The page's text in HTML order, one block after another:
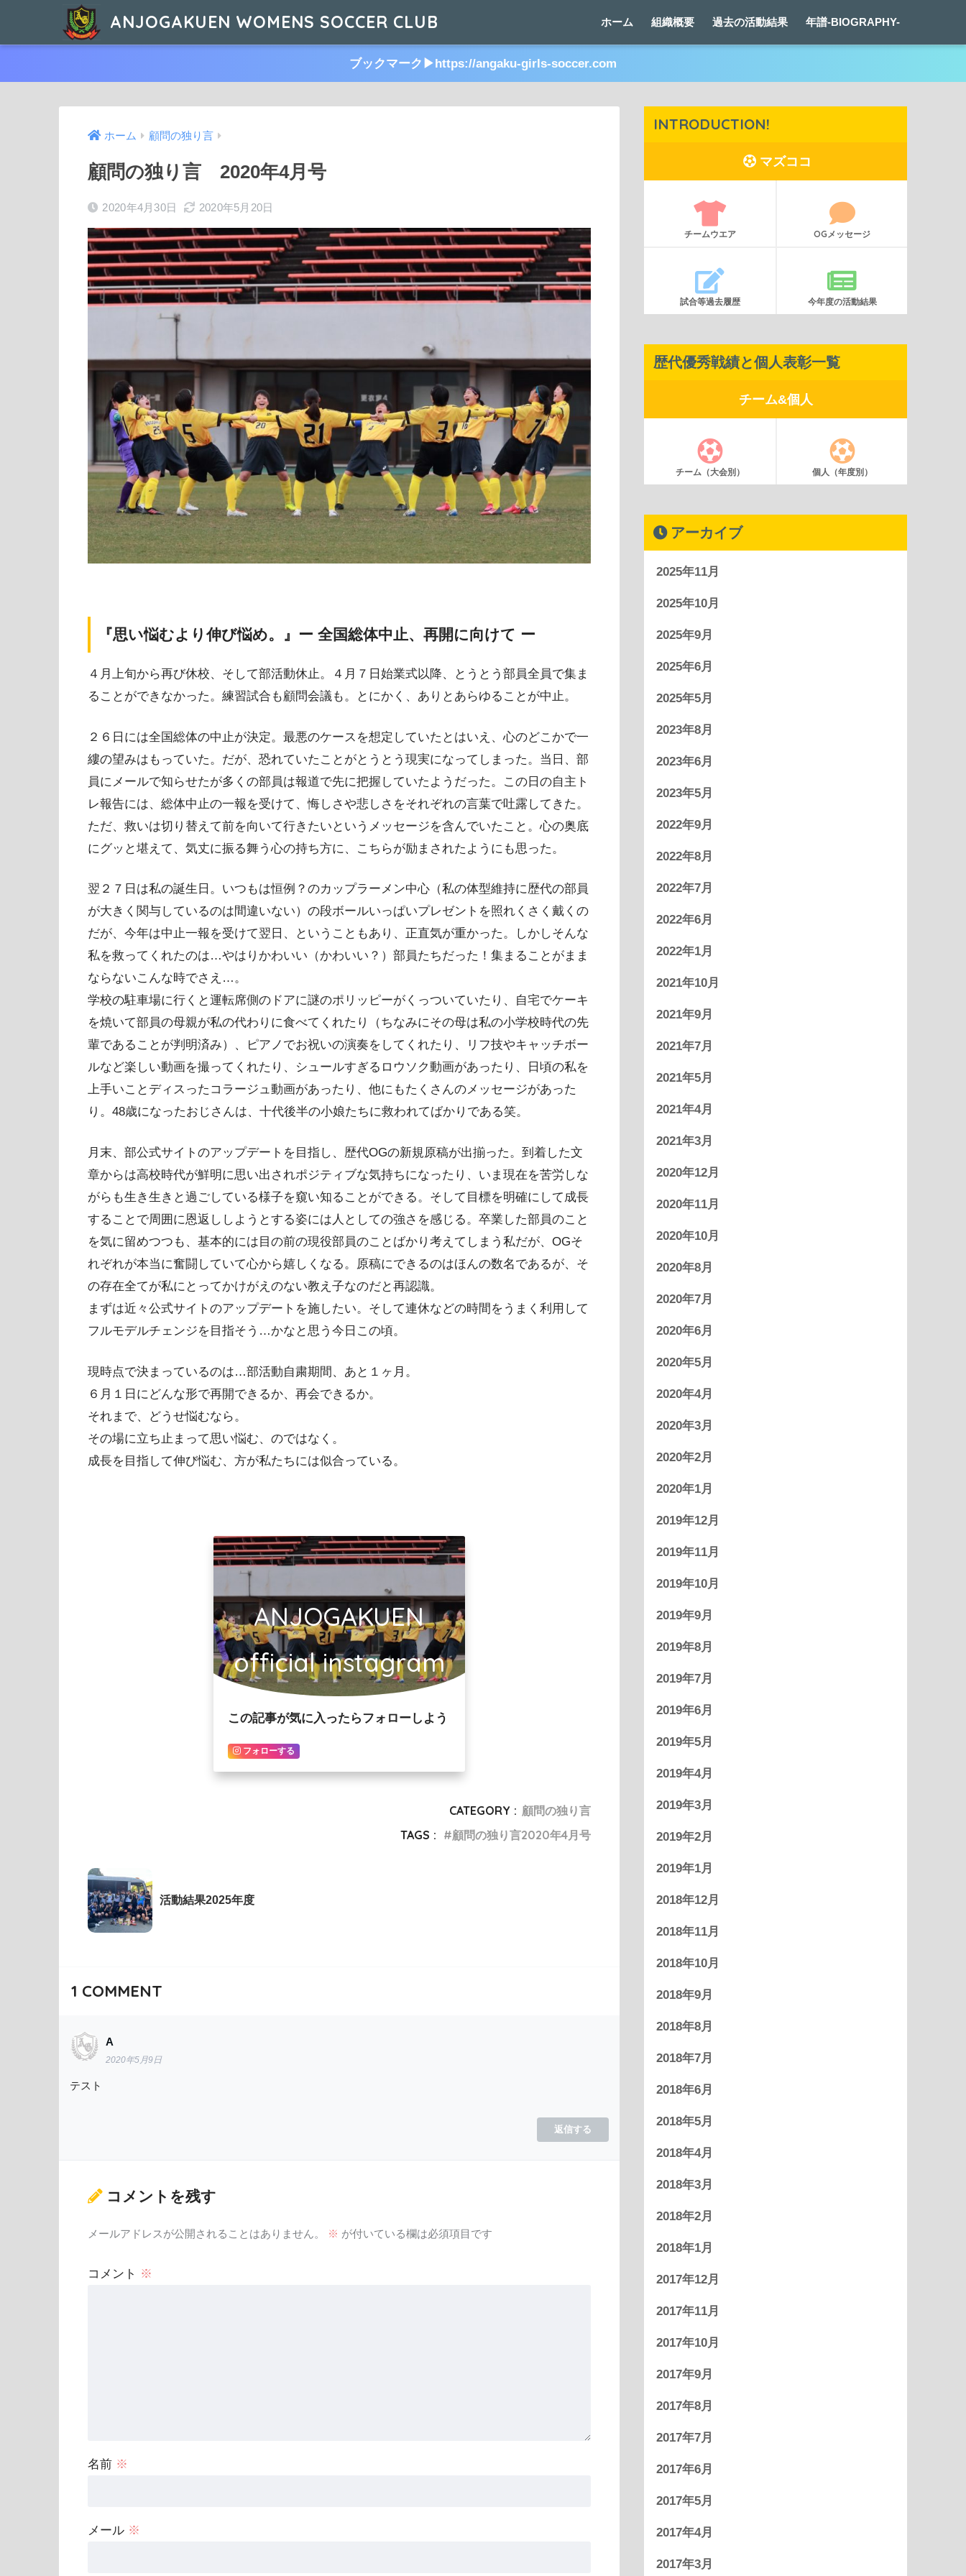
ANJOGAKUEN WOMENS SOCCER CLUB ホーム 組織概要 過去の活動結果 年譜-BIOGRAPHY-
ブックマーク▶︎https://angaku-girls-soccer.com
ホーム 顧問の独り言
顧問の独り言 2020年4月号
2020年4月30日 2020年5月20日
『思い悩むより伸び悩め。』 ー 全国総体中止、再開に向けて ー
４月上旬から再び休校、そして部活動休止。４月７日始業式以降、とうとう部員全員で集ま
ることができなかった。練習試合も顧問会議も。とにかく、ありとあらゆることが中止。
２６日には全国総体の中止が決定。最悪のケースを想定していたとはいえ、心のどこかで一
縷の望みはもっていた。だが、恐れていたことがとうとう現実になってしまった。当日、部
員にメールで知らせたが多くの部員は報道で先に把握していたようだった。この日の自主ト
レ報告には、総体中止の一報を受けて、悔しさや悲しさをそれぞれの言葉で吐露してきた。
ただ、救いは切り替えて前を向いて行きたいというメッセージを含んでいたこと。心の奥底
にグッと堪えて、気丈に振る舞う心の持ち方に、こちらが励まされたようにも思った。
翌２７日は私の誕生日。いつもは恒例？のカップラーメン中心（私の体型維持に歴代の部員
が大きく関与しているのは間違いない）の段ボールいっぱいプレゼントを照れくさく戴くの
だが、今年は中止一報を受けて翌日、ということもあり、正直気が重かった。しかしそんな
私を救ってくれたのは…やはりかわいい（かわいい？）部員たちだった！集まることがまま
ならないこんな時でさえ…。
学校の駐車場に行くと運転席側のドアに謎のポリッピーがくっついていたり、自宅でケーキ
を焼いて部員の母親が私の代わりに食べてくれたり（ちなみにその母は私の小学校時代の先
輩であることが判明済み）、
ピアノでお祝いの演奏をしてくれたり、リフ技やキャッチボー
ルなど楽しい動画を撮ってくれたり、シュールすぎるロウソク動画があったり、日頃の私を
上手いことディスったコラージュ動画があったり、他にもたくさんのメッセージがあった
り。48歳になったおじさんは、十代後半の小娘たちに救われてばかりである笑。
月末、部公式サイトのアップデートを目指し、歴代OGの新規原稿が出揃った。到着した文
章からは高校時代が鮮明に思い出されポジティブな気持ちになったり、いま現在を苦労しな
がらも生き生きと過ごしている様子を窺い知ることができる。そして目標を明確にして成長
することで周囲に恩返ししようとする姿には人としての強さを感じる。卒業した部員のこと
を気に留めつつも、基本的には目の前の現役部員のことばかり考えてしまう私だが、OGそ
れぞれが本当に奮闘していて心から嬉しくなる。原稿にできるのはほんの数名であるが、そ
の存在全てが私にとってかけがえのない教え子なのだと再認識。
まずは近々公式サイトのアップデートを施したい。そして連休などの時間をうまく利用して
フルモデルチェンジを目指そう…かなと思う今日この頃。
現時点で決まっているのは…部活動自粛期間、あと１ヶ月。
６月１日にどんな形で再開できるか、再会できるか。
それまで、どうせ悩むなら。
その場に立ち止まって思い悩む、のではなく。
成長を目指して伸び悩む、方が私たちには似合っている。
ANJOGAKUEN
official instagram
この記事が気に入ったらフォローしよう
フォローする
CATEGORY : 顧問の独り言
TAGS :
顧問の独り言2020年4月号
活動結果2025年度
1 COMMENT
A
2020年5月9日
テスト
返信する
コメントを残す
メールアドレスが公開されることはありません。 ※ が付いている欄は必須項目です
コメント ※
名前 ※
メール ※
INTRODUCTION!
マズココ
チームウエア OGメッセージ
試合等過去履歴 今年度の活動結果
歴代優秀戦績と個人表彰一覧
チーム&個人
チーム（大会別） 個人（年度別）
アーカイブ
2025年11月
2025年10月
2025年9月
2025年6月
2025年5月
2023年8月
2023年6月
2023年5月
2022年9月
2022年8月
2022年7月
2022年6月
2022年1月
2021年10月
2021年9月
2021年7月
2021年5月
2021年4月
2021年3月
2020年12月
2020年11月
2020年10月
2020年8月
2020年7月
2020年6月
2020年5月
2020年4月
2020年3月
2020年2月
2020年1月
2019年12月
2019年11月
2019年10月
2019年9月
2019年8月
2019年7月
2019年6月
2019年5月
2019年4月
2019年3月
2019年2月
2019年1月
2018年12月
2018年11月
2018年10月
2018年9月
2018年8月
2018年7月
2018年6月
2018年5月
2018年4月
2018年3月
2018年2月
2018年1月
2017年12月
2017年11月
2017年10月
2017年9月
2017年8月
2017年7月
2017年6月
2017年5月
2017年4月
2017年3月